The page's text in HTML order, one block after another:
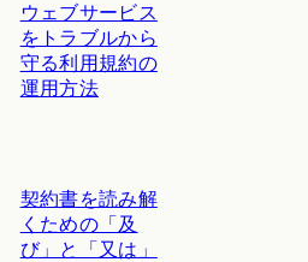
ウェブサービス
をトラブルから
守る利用規約の
運用方法
契約書を読み解
くための「及
び」と「又は」